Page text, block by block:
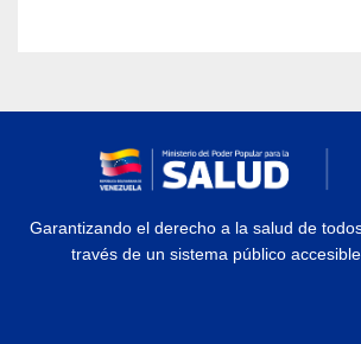
Garantizando el derecho a la salud de
través de un sistema público